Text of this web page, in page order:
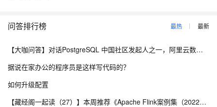
问答排行榜 最热 最新
【大咖问答】对话PostgreSQL 中国社区发起人之一，阿里云数据库高级专家 德哥
据说在家办公的程序员是这样写代码的？
如何升级配置
【藏经阁一起读（27）】本周推荐《Apache Flink案例集（2022版）》，你有哪些心得？